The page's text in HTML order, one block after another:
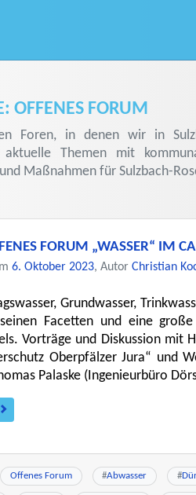
OFFENES FORUM
Foren, in denen wir in
aktuelle Themen mit
Maßnahmen für Sulzbach-
FORUM „WASSER“ IM
6. Oktober 2023, Autor Christian
Grundwasser,
Facetten und eine
Vorträge und Diskussion mit
Oberpfälzer Jura“ und
Palaske (Ingenieurbüro
Offenes Forum #Abwasser #